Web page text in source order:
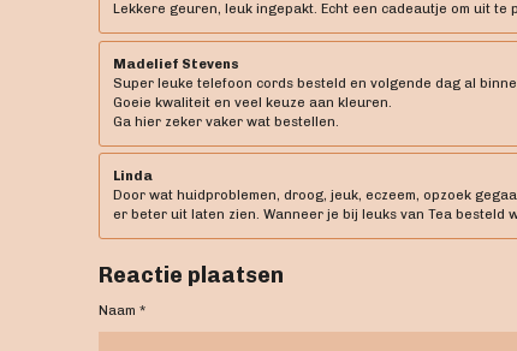
Lekkere geuren, leuk ingepakt. Echt een cadeautje om uit te
Madelief Stevens
Super leuke telefoon cords besteld en volgende dag al
Goeie kwaliteit en veel keuze aan kleuren.
Ga hier zeker vaker wat bestellen.
Linda
Door wat huidproblemen, droog, jeuk, eczeem, opzoek
er beter uit laten zien. Wanneer je bij leuks van Tea
Reactie plaatsen
Naam *